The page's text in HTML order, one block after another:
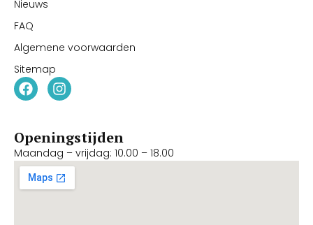
Nieuws
FAQ
Algemene voorwaarden
Sitemap
Openingstijden
Maandag – vrijdag: 10.00 – 18.00